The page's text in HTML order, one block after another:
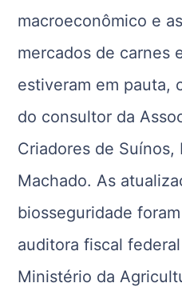
macroeconômico e
mercados de carnes
estiveram em pauta,
do consultor da
Criadores de Suínos,
Machado. As
biosseguridade
auditora fiscal
Ministério da